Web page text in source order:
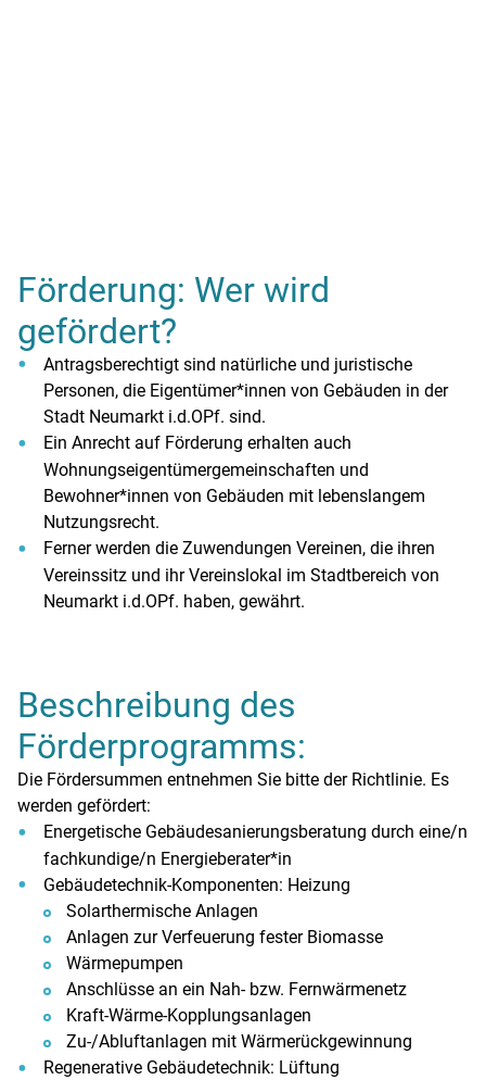
Förderung: Wer wird
gefördert?
Antragsberechtigt sind natürliche und juristische
Personen, die Eigentümer*innen von Gebäuden in der
Stadt Neumarkt i.d.OPf. sind.
Ein Anrecht auf Förderung erhalten auch
Wohnungseigentümergemeinschaften und
Bewohner*innen von Gebäuden mit lebenslangem
Nutzungsrecht.
Ferner werden die Zuwendungen Vereinen, die ihren
Vereinssitz und ihr Vereinslokal im Stadtbereich von
Neumarkt i.d.OPf. haben, gewährt.
Beschreibung des
Förderprogramms:
Die Fördersummen entnehmen Sie bitte der Richtlinie. Es
werden gefördert:
Energetische Gebäudesanierungsberatung durch eine/n
fachkundige/n Energieberater*in
Gebäudetechnik-Komponenten: Heizung
Solarthermische Anlagen
Anlagen zur Verfeuerung fester Biomasse
Wärmepumpen
Anschlüsse an ein Nah- bzw. Fernwärmenetz
Kraft-Wärme-Kopplungsanlagen
Zu-/Abluftanlagen mit Wärmerückgewinnung
Regenerative Gebäudetechnik: Lüftung